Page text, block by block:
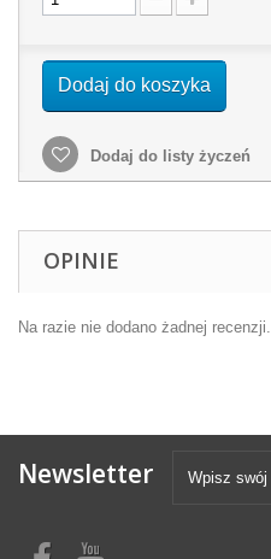
Dodaj do koszyka
Dodaj do listy życzeń
OPINIE
Na razie nie dodano żadnej recenzji.
Newsletter